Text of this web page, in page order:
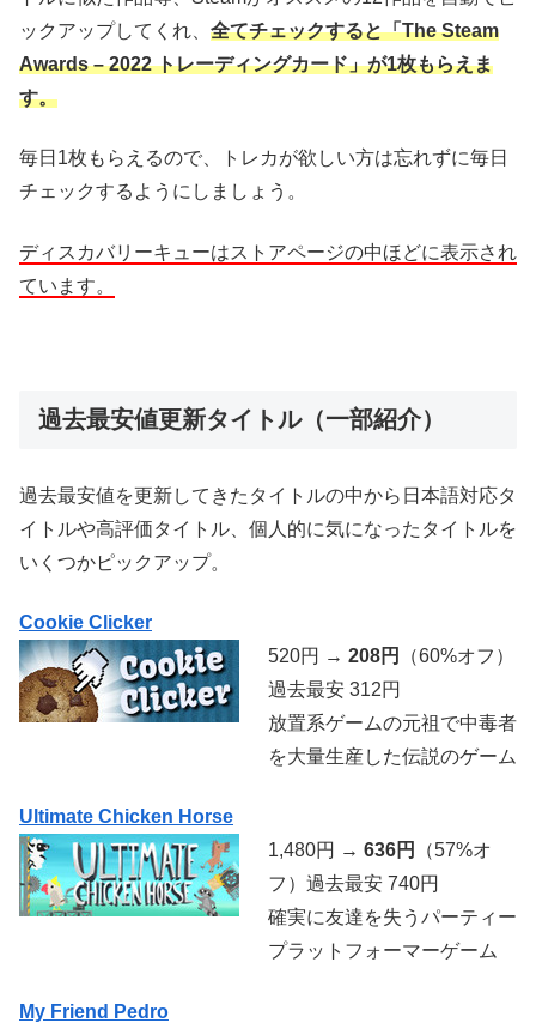
ックアップしてくれ、 全てチェックすると「The Steam
Awards – 2022 トレーディングカード」が1枚もらえま
す。
毎日1枚もらえるので、トレカが欲しい方は忘れずに毎日
チェックするようにしましょう。
ディスカバリーキューはストアページの中ほどに表示され
ています。
過去最安値更新タイトル（一部紹介）
過去最安値を更新してきたタイトルの中から日本語対応タ
イトルや高評価タイトル、個人的に気になったタイトルを
いくつかピックアップ。
Cookie Clicker
520円 → 208円
（60%オフ）
過去最安 312円
放置系ゲームの元祖で中毒者
を大量生産した伝説のゲーム
Ultimate Chicken Horse
1,480円 → 636円
（57%オ
フ）過去最安 740円
確実に友達を失うパーティー
プラットフォーマーゲーム
My Friend Pedro